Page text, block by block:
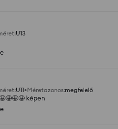
:U13
:U11 Méretazonos:megfelelő
képen